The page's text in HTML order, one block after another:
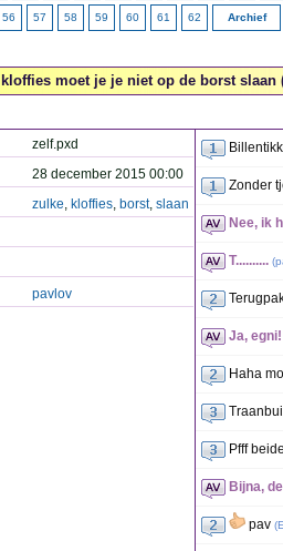
56 57 58 59 60 61 62 Archief
moet je je niet op de borst slaan
zelf.pxd
28 december 2015 00:00
zulke, kloffies, borst, slaan
pavlov
Zonder
Nee, ik
T.......... (
Ja,
Haha
Pfff
Bijna,
pav (